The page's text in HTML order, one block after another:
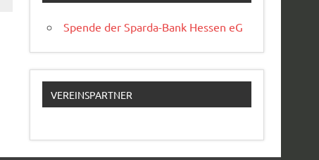
Spende der Sparda-Bank Hessen eG
VEREINSPARTNER